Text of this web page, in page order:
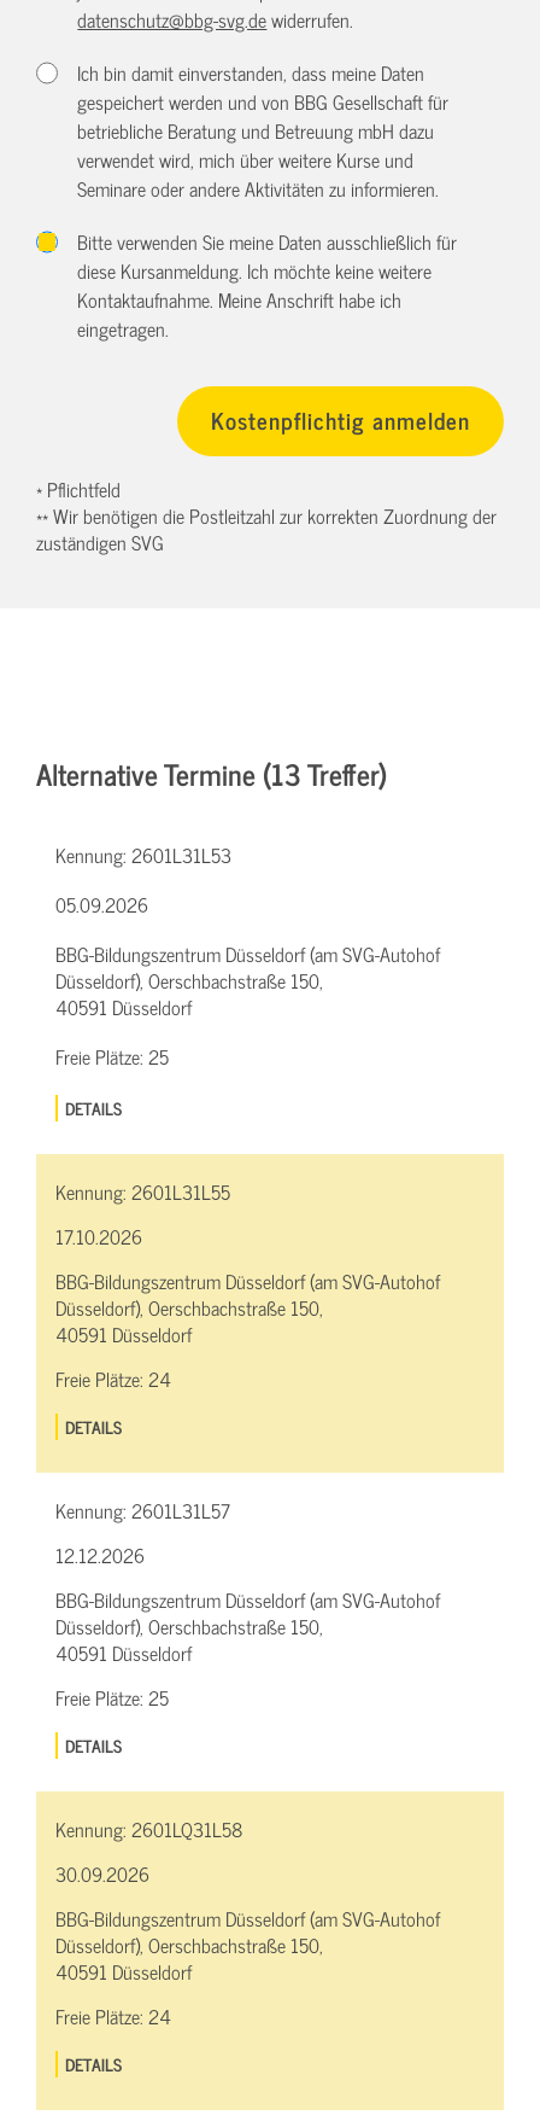
datenschutz@bbg-svg.dewiderrufen.
Ich bin damit einverstanden, dass meine Daten
gespeichert werden und von BBG Gesellschaft für
betriebliche Beratung und Betreuung mbH dazu
verwendet wird, mich über weitere Kurse und
Seminare oder andere Aktivitäten zu informieren.
Bitte verwenden Sie meine Daten ausschließlich für
diese Kursanmeldung. Ich möchte keine weitere
Kontaktaufnahme. Meine Anschrift habe ich
eingetragen.
* Pflichtfeld
** Wir benötigen die Postleitzahl zur korrekten Zuordnung der
zuständigen SVG
Alternative Termine (13 Treffer)
Kennung:2601L31L53
05.09.2026
BBG-Bildungszentrum Düsseldorf (am SVG-Autohof
Düsseldorf), Oerschbachstraße 150,
40591 Düsseldorf
Freie Plätze:25
DETAILS
Kennung:2601L31L55
17.10.2026
BBG-Bildungszentrum Düsseldorf (am SVG-Autohof
Düsseldorf), Oerschbachstraße 150,
40591 Düsseldorf
Freie Plätze:24
DETAILS
Kennung:2601L31L57
12.12.2026
BBG-Bildungszentrum Düsseldorf (am SVG-Autohof
Düsseldorf), Oerschbachstraße 150,
40591 Düsseldorf
Freie Plätze:25
DETAILS
Kennung:2601LQ31L58
30.09.2026
BBG-Bildungszentrum Düsseldorf (am SVG-Autohof
Düsseldorf), Oerschbachstraße 150,
40591 Düsseldorf
Freie Plätze:24
DETAILS